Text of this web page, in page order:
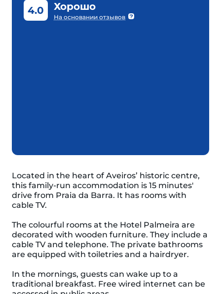
4.0 Хорошо
На основании отзывов
Located in the heart of Aveiros’ historic centre,
this family-run accommodation is 15 minutes'
drive from Praia da Barra. It has rooms with
cable TV.
The colourful rooms at the Hotel Palmeira are
decorated with wooden furniture. They include a
cable TV and telephone. The private bathrooms
are equipped with toiletries and a hairdryer.
In the mornings, guests can wake up to a
traditional breakfast. Free wired internet can be